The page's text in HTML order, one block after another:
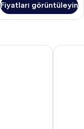
Fiyatları görüntüleyin
Hotel